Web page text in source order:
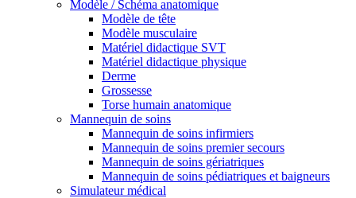
Modèle / Schéma anatomique
Modèle de tête
Modèle musculaire
Matériel didactique SVT
Matériel didactique physique
Derme
Grossesse
Torse humain anatomique
Mannequin de soins
Mannequin de soins infirmiers
Mannequin de soins premier secours
Mannequin de soins gériatriques
Mannequin de soins pédiatriques et baigneurs
Simulateur médical